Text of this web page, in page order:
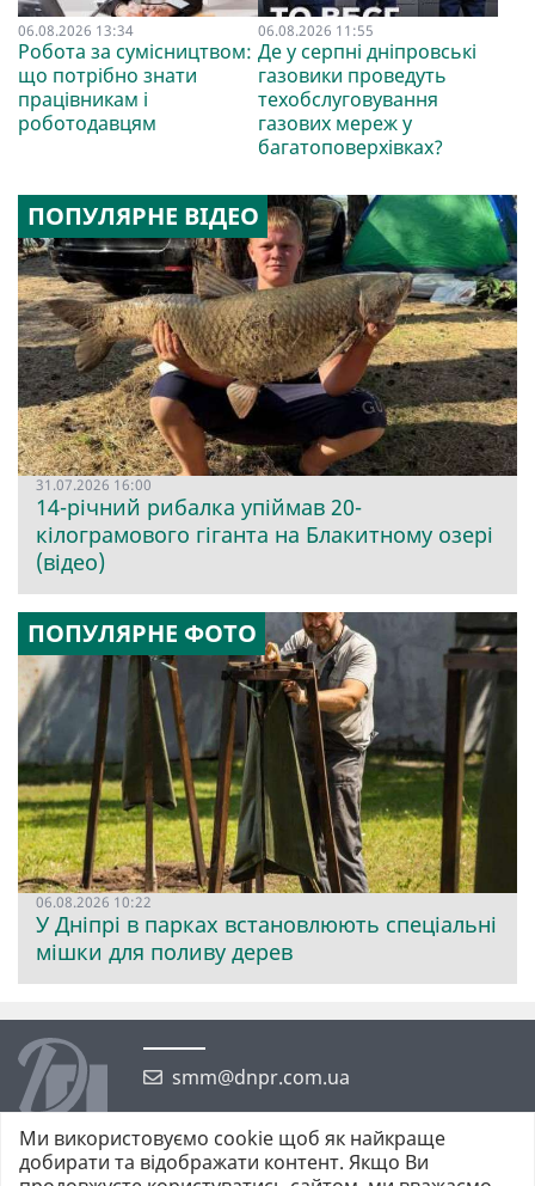
06.08.2026 13:34
Робота за сумісництвом:
що потрібно знати
працівникам і
роботодавцям
06.08.2026 11:55
Де у серпні дніпровські
газовики проведуть
техобслуговування
газових мереж у
багатоповерхівках?
ПОПУЛЯРНЕ ВІДЕО
31.07.2026 16:00
14-річний рибалка упіймав 20-
кілограмового гіганта на Блакитному озері
(відео)
ПОПУЛЯРНЕ ФОТО
06.08.2026 10:22
У Дніпрі в парках встановлюють спеціальні
мішки для поливу дерев
smm@dnpr.com.ua
Ми використовуємо cookie щоб як найкраще
добирати та відображати контент. Якщо Ви